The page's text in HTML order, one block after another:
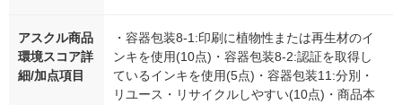
アスクル商品
環境スコア詳
細/加点項目
・容器包装8-1:印刷に植物性または再生材のイ
ンキを使用(10点)・容器包装8-2:認証を取得し
ているインキを使用(5点)・容器包装11:分別・
リユース・リサイクルしやすい(10点)・商品本